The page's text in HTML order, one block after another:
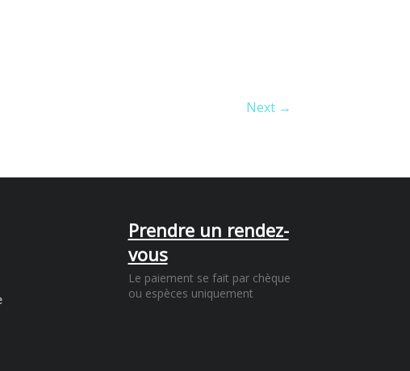
Next →
Prendre un rendez-
vous
Le paiement se fait par chèque
ou espèces uniquement